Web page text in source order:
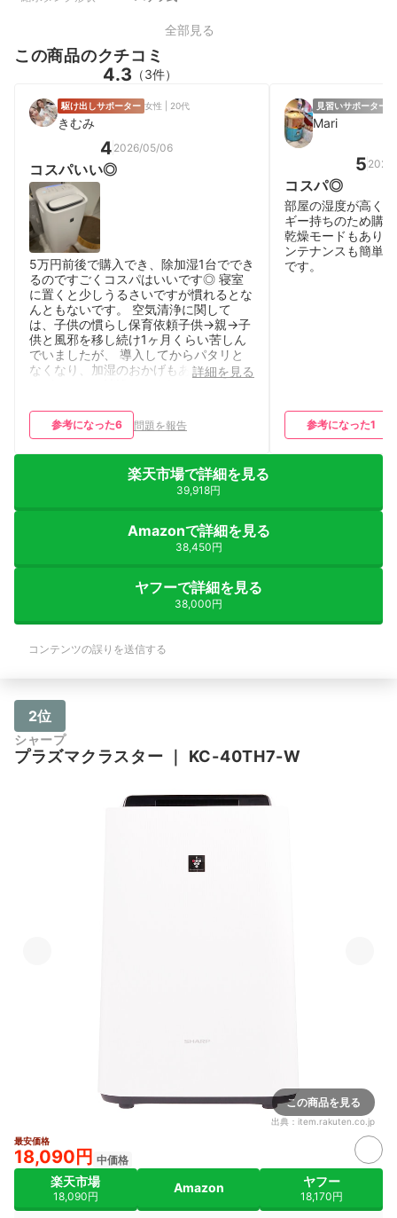
全部見る
この商品のクチコミ
4.3 （3件）
駆け出しサポーター 女性 | 20代
きむみ
4 2026/05/06
コスパいい◎
5万円前後で購入でき、除加湿1台ででき
るのですごくコスパはいいです◎ 寝室
に置くと少しうるさいですが慣れるとな
んともないです。 空気清浄に関して
は、子供の慣らし保育依頼子供→親→子
供と風邪を移し続け1ヶ月くらい苦しん
でいましたが、 導入してからパタリと
なくなり、加湿のおかげもあると思いま
しお手入れが面倒です。 サボると角に
ピンクカビ生えます。 お手入れがもう
詳細を見る
参考になった6 問題を報告
見習いサポーター
Mari
5
コスパ◎
部屋の湿度が高く
ギー持ちのため購
乾燥モードもあり
ンテナンスも簡単
です。
参考になった1
楽天市場で詳細を見る
39,918円
Amazonで詳細を見る
38,450円
ヤフーで詳細を見る
38,000円
コンテンツの誤りを送信する
2位
シャープ
プラズマクラスター ｜ KC-40TH7-W
この商品を見る
出典： item.rakuten.co.jp
最安価格
18,090円 中価格
楽天市場
18,090円
Amazon ヤフー
18,170円